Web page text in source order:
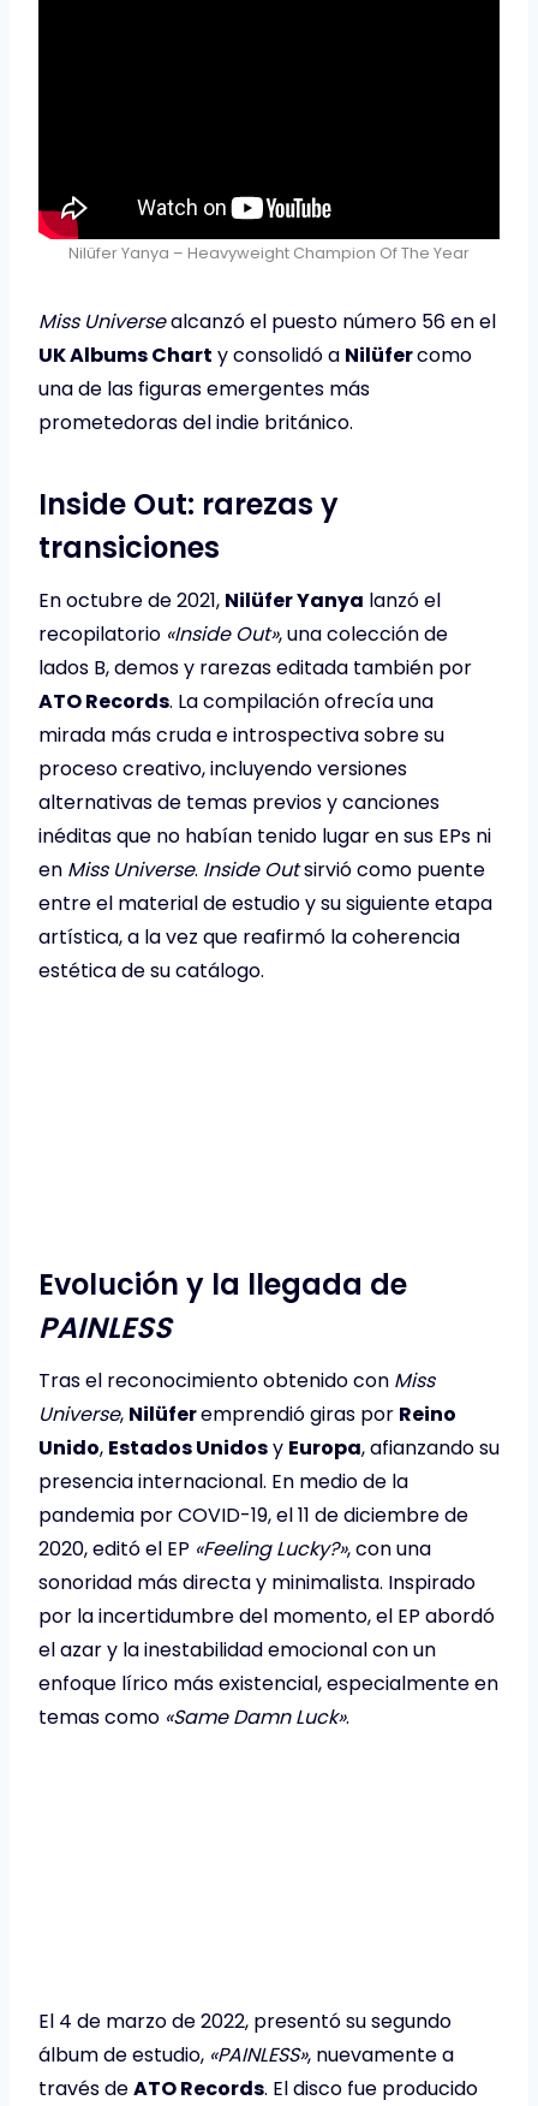
Nilüfer Yanya – Heavyweight Champion Of The Year
Miss Universealcanzó el puesto número 56 en el
UK Albums Chart y consolidó a Nilüfercomo
una de las figuras emergentes más
prometedoras del indie británico.
Inside Out: rarezas y
transiciones
En octubre de 2021, Nilüfer Yanya lanzó el
recopilatorio «Inside Out», una colección de
lados B, demos y rarezas editada también por
ATO Records. La compilación ofrecía una
mirada más cruda e introspectiva sobre su
proceso creativo, incluyendo versiones
alternativas de temas previos y canciones
inéditas que no habían tenido lugar en sus EPs ni
en Miss Universe. Inside Outsirvió como puente
entre el material de estudio y su siguiente etapa
artística, a la vez que reafirmó la coherencia
estética de su catálogo.
Evolución y la llegada de
PAINLESS
Tras el reconocimiento obtenido con Miss
Universe, Nilüferemprendió giras por Reino
Unido, Estados Unidosy Europa, afianzando su
presencia internacional. En medio de la
pandemia por COVID-19, el 11 de diciembre de
2020, editó el EP «Feeling Lucky?», con una
sonoridad más directa y minimalista. Inspirado
por la incertidumbre del momento, el EP abordó
el azar y la inestabilidad emocional con un
enfoque lírico más existencial, especialmente en
temas como «Same Damn Luck».
El 4 de marzo de 2022, presentó su segundo
álbum de estudio, «PAINLESS», nuevamente a
través deATO Records. El disco fue producido